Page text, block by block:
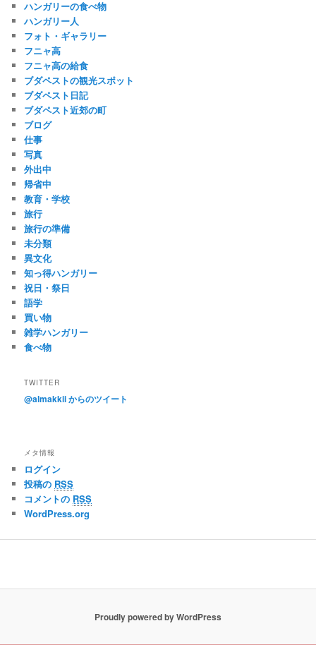
ハンガリーの食べ物
ハンガリー人
フォト・ギャラリー
フニャ高
フニャ高の給食
ブダペストの観光スポット
ブダペスト日記
ブダペスト近郊の町
ブログ
仕事
写真
外出中
帰省中
教育・学校
旅行
旅行の準備
未分類
異文化
知っ得ハンガリー
祝日・祭日
語学
買い物
雑学ハンガリー
食べ物
TWITTER
@almakkii からのツイート
メタ情報
ログイン
投稿の RSS
コメントの RSS
WordPress.org
Proudly powered by WordPress